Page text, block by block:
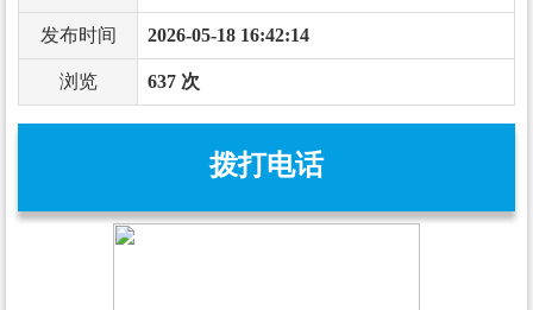
发布时间 2026-05-18 16:42:14
浏览 637 次
拨打电话